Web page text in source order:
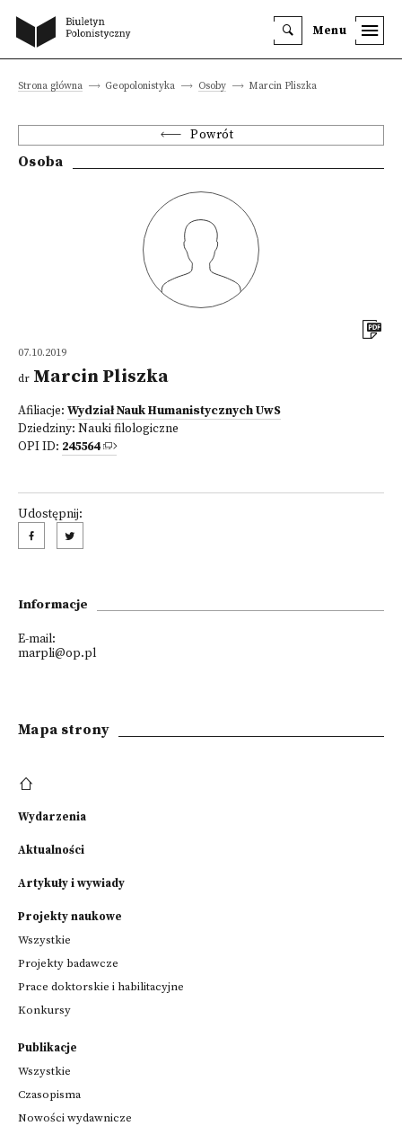
Menu
Strona główna Geopolonistyka Osoby Marcin Pliszka
Powrót
Osoba
07.10.2019
dr Marcin Pliszka
Afiliacje: Wydział Nauk Humanistycznych UwS
Dziedziny: Nauki filologiczne
OPI ID: 245564
Udostępnij:
Informacje
E-mail:
marpli@op.pl
Mapa strony
Wydarzenia
Aktualności
Artykuły i wywiady
Projekty naukowe
Wszystkie
Projekty badawcze
Prace doktorskie i habilitacyjne
Konkursy
Publikacje
Wszystkie
Czasopisma
Nowości wydawnicze